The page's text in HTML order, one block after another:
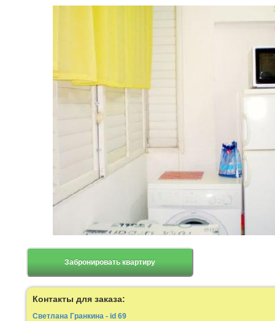
Забронировать квартиру
Контакты для заказа:
Светлана Гранкина - id 69